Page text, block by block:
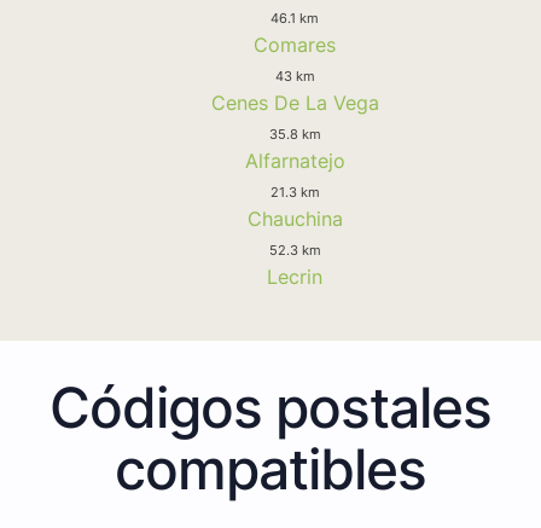
46.1 km
Comares
43 km
Cenes De La Vega
35.8 km
Alfarnatejo
21.3 km
Chauchina
52.3 km
Lecrin
Códigos postales
compatibles